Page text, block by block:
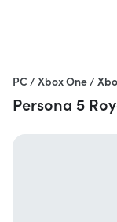
PC / Xbox One /
Persona 5